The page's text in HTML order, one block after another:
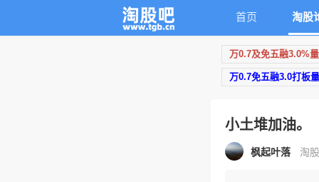
首页 淘股
万0.7及免五融3.0%
万0.7免五融3.0打板
小土堆加油。
枫起叶落 淘